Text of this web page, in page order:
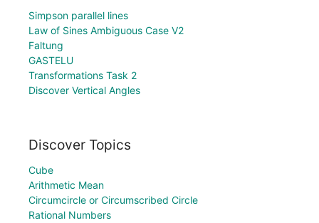
Simpson parallel lines
Law of Sines Ambiguous Case V2
Faltung
GASTELU
Transformations Task 2
Discover Vertical Angles
Discover Topics
Cube
Arithmetic Mean
Circumcircle or Circumscribed Circle
Rational Numbers